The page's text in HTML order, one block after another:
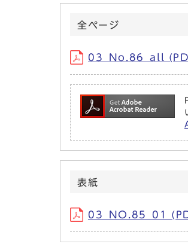
全ページ
03_No.86_all
表紙
03_NO.85_01